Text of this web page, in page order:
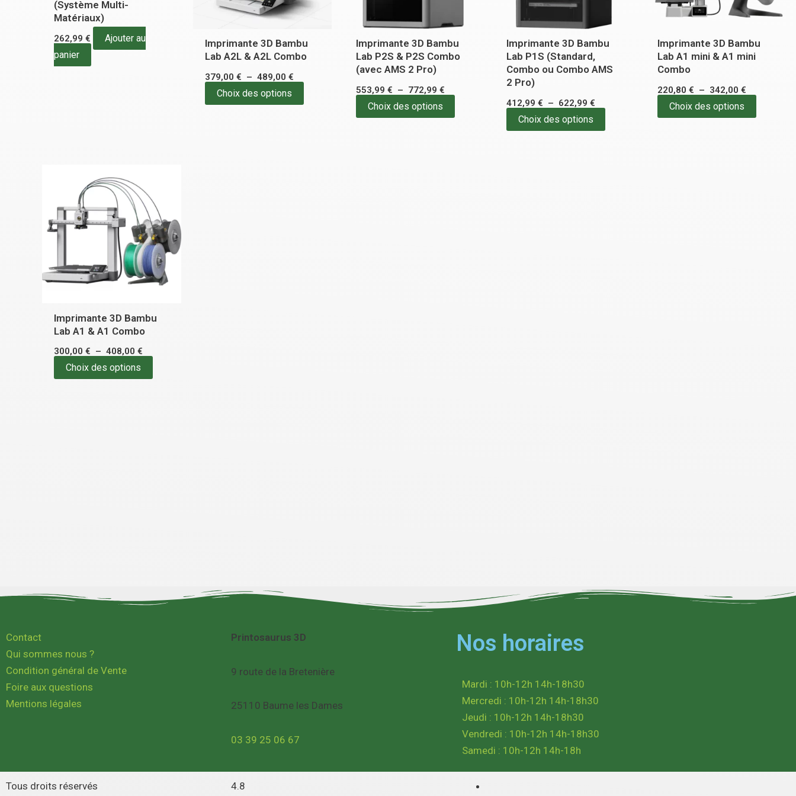
(Système Multi-
Matériaux)
262,99€
Ajouter au
panier
Imprimante 3D Bambu
Lab A2L & A2L Combo
379,00 € – 489,00 €
Choix des options
peuvent
choisies
sur
la
Imprimante 3D Bambu
Lab P2S & P2S Combo
(avec AMS 2 Pro)
553,99 € – 772,99 €
Choix des options
être
choisies
sur
page
Imprimante 3D Bambu
Lab P1S (Standard,
Combo ou Combo AMS
2 Pro)
412,99€ – 622,99€
Choix des options
être
choisies
sur
du
produit
Imprimante 3D Bambu
Lab A1 mini & A1 mini
Combo
220,80 € – 342,00 €
Choix des options
peuvent
choisies
sur
page
Imprimante 3D Bambu
Lab A1 & A1 Combo
300,00€ – 408,00€
prix :
300,00 €
à
408,00 €
Choix des options
a
plusieurs
variations.
Les
options
peuvent
choisies
la
Contact
Qui sommes nous ?
Condition général de Vente
Foire aux questions
Mentions légales
Printosaurus 3D
9 route de la Bretenière
25110 Baume les Dames
03 39 25 06 67
Nos horaires
Mardi : 10h-12h 14h-18h30
Mercredi : 10h-12h 14h-18h30
Jeudi : 10h-12h 14h-18h30
Vendredi : 10h-12h 14h-18h30
Samedi : 10h-12h 14h-18h
Tous droits réservés 4.8